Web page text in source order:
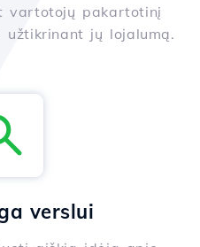
vartotojų pakartotinį
jų lojalumą.
verslui